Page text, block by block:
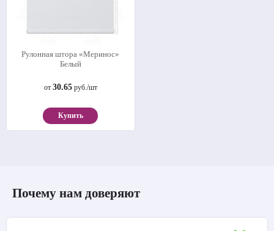
Рулонная штора «Меринос»
Белый
от 30.65руб./шт
Купить
Почему нам доверяют